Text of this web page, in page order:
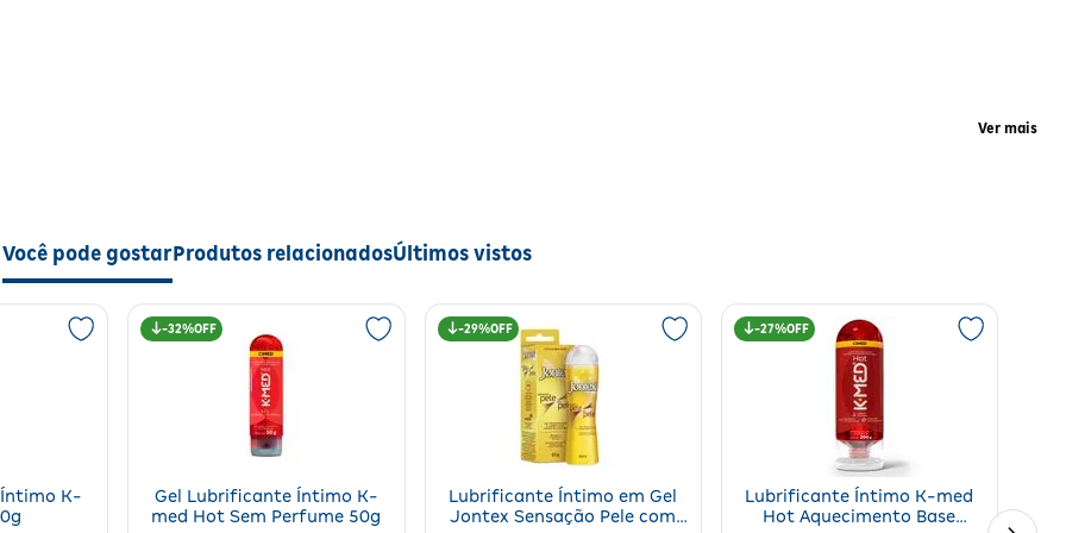
Especificações
Tipo de Produto: Gel lubrificante íntimo
Base: Água
Benefício Principal: Conforto e redução do atrito
Fragrância: Sem fragrância
Conteúdo: 100g
Fabricante: K-med
Uso externo
íntima mais confortável e prazerosa, mantendo a sensação natural da pele e prevenindo desconfortos causados pela secura. Sua
conforme necessário. Uso externo. Evite contato com os olhos. Conserve em local fresco, seco e arejado.
Ver mais
Você pode gostarProdutos relacionadosÚltimos vistos
K-
32%
Gel Lubrificante Íntimo K-
med Hot Sem Perfume 50g
29%
Lubrificante Íntimo em Gel
Jontex Sensação Pele com
27%
Lubrificante Íntimo K-med
Hot Aquecimento Base